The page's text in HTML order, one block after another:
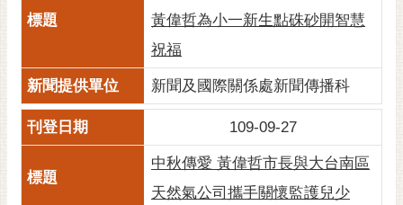
日
本
語
私
黃偉哲為小一新生點硃砂開智慧
祝福
新聞及國際關係處新聞傳播科
109-09-27
中秋傳愛 黃偉哲市長與大台南區
天然氣公司攜手關懷監護兒少